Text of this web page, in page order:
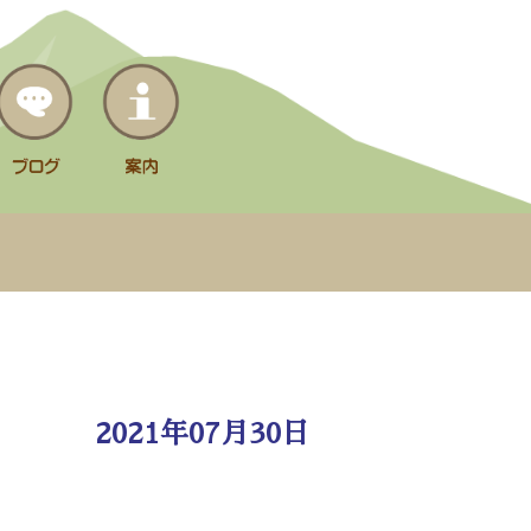
2021年07月30日